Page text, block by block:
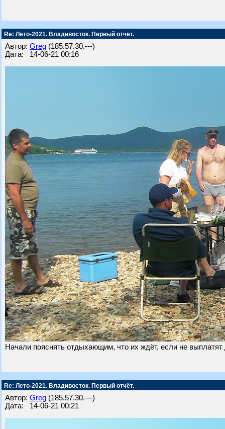
Re: Лето-2021. Владивосток. Первый отчёт.
Автор: Greg (185.57.30.---)
Дата: 14-06-21 00:16
Начали пояснять отдыхающим, что их ждёт, если не выплатят
Re: Лето-2021. Владивосток. Первый отчёт.
Автор: Greg (185.57.30.---)
Дата: 14-06-21 00:21